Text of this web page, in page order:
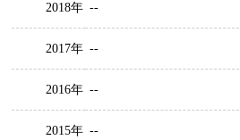
2018年 --
2017年 --
2016年 --
2015年 --